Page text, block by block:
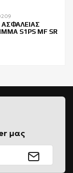
S1PS MF SR
μας